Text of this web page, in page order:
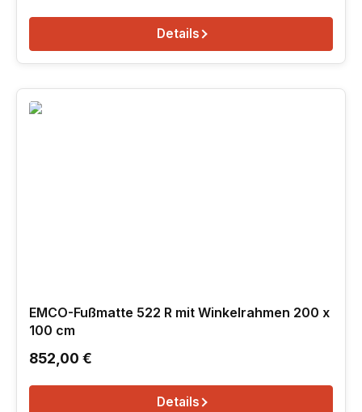
Details
EMCO-Fußmatte 522 R mit Winkelrahmen 200 x
100 cm
Regulärer Preis:
852,00 €
Details